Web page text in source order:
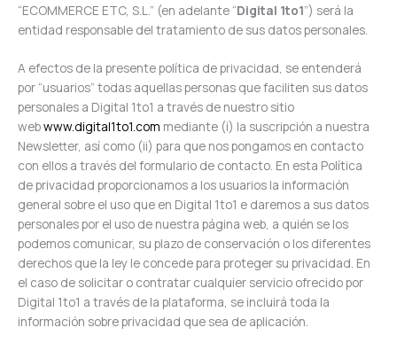
“ECOMMERCE ETC, S.L.” (en adelante “Digital 1to1”) será la
entidad responsable del tratamiento de sus datos personales.
A efectos de la presente política de privacidad, se entenderá
por “usuarios” todas aquellas personas que faciliten sus datos
personales a Digital 1to1 a través de nuestro sitio
webwww.digital1to1.com mediante (i) la suscripción a nuestra
Newsletter, así como (ii) para que nos pongamos en contacto
con ellos a través del formulario de contacto. En esta Política
de privacidad proporcionamos a los usuarios la información
general sobre el uso que en Digital 1to1 e daremos a sus datos
personales por el uso de nuestra página web, a quién se los
podemos comunicar, su plazo de conservación o los diferentes
derechos que la ley le concede para proteger su privacidad. En
el caso de solicitar o contratar cualquier servicio ofrecido por
Digital 1to1 a través de la plataforma, se incluirá toda la
información sobre privacidad que sea de aplicación.